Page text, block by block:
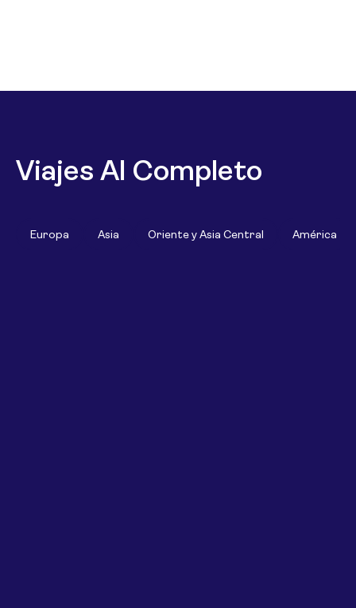
Viajes Al Completo
Europa Asia Oriente y Asia Central América